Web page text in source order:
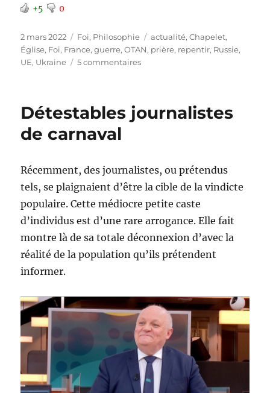
+5 0
Publié
le
2 mars 2022 Catégories
Foi, Philosophie Étiquettes
actualité,Chapelet,
Église, Foi, France,guerre,OTAN, prière, repentir, Russie,
UE, Ukraine 5 commentairessur
pour
Détestables journalistes
de carnaval
Récemment, des journalistes, ou prétendus
tels, se plaignaient d’être la cible de la vindicte
populaire. Cette médiocre petite caste
d’individus est d’une rare arrogance. Elle fait
montre là de sa totale déconnexion d’avec la
réalité de la population qu’ils prétendent
informer.